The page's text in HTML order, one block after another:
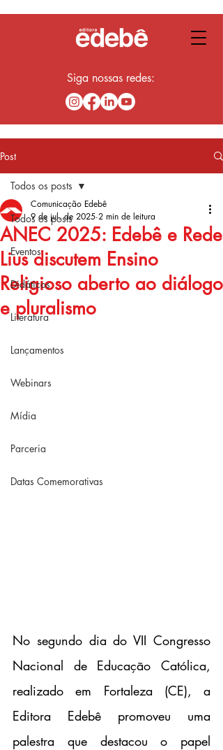
Siga nossas redes:
Post
Todos os posts
Eventos
Didáticos
Literatura
Lançamentos
Webinars
Mídia
Parceria
Datas Comemorativas
Todos os posts
ANEC 2025: Edebê e Rede
Lius discutem Ensino
Religioso aberto ao diálogo
e pluralismo
Comunicação Edebê
9 de jul. de 2025 2 min de leitura
No segundo dia do VII Congresso
Nacional de Educação Católica,
realizado em Fortaleza (CE), a
Editora Edebê promoveu uma
palestra que destacou o papel